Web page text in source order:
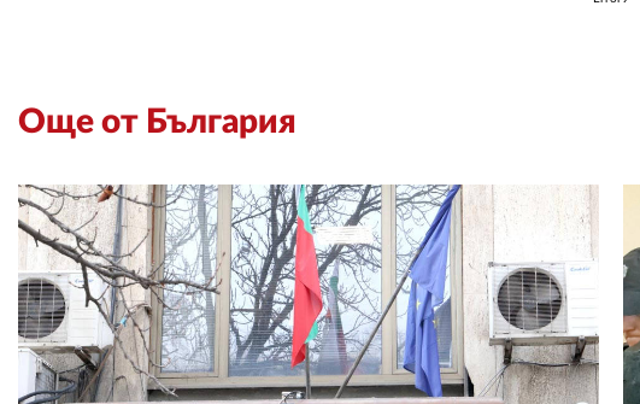
Още от България